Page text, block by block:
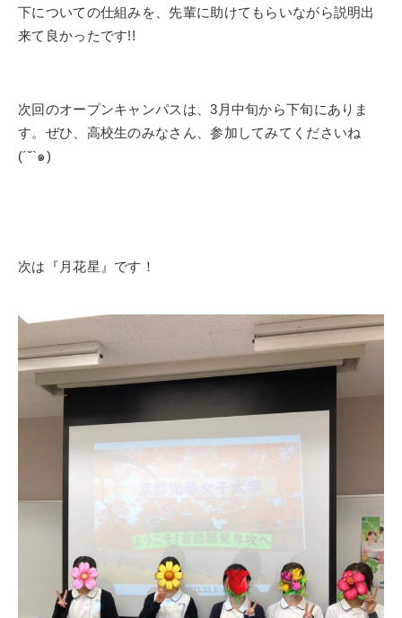
下についての仕組みを、先輩に助けてもらいながら説明出
来て良かったです!!
次回のオープンキャンパスは、3月中旬から下旬にありま
す。ぜひ、高校生のみなさん、参加してみてくださいね
(´˘`๑)
次は『月花星』です！